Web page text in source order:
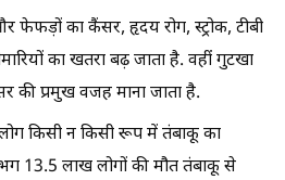
का कैंसर, हृदय रोग, स्ट्रोक, टीबी
का खतरा बढ़ जाता है. वहीं गुटखा
प्रमुख वजह माना जाता है.
किसी न किसी रूप में तंबाकू का
13.5 लाख लोगों की मौत तंबाकू से